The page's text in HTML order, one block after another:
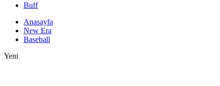
Buff
Anasayfa
New Era
Baseball
Yeni